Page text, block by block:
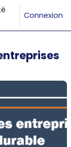
Connexion